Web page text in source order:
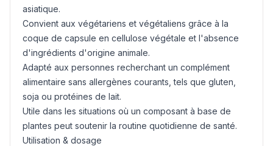
asiatique.
Convient aux végétariens et végétaliens grâce à la
coque de capsule en cellulose végétale et l'absence
d'ingrédients d'origine animale.
Adapté aux personnes recherchant un complément
alimentaire sans allergènes courants, tels que gluten
soja ou protéines de lait.
Utile dans les situations où un composant à base de
plantes peut soutenir la routine quotidienne de santé.
Utilisation & dosage